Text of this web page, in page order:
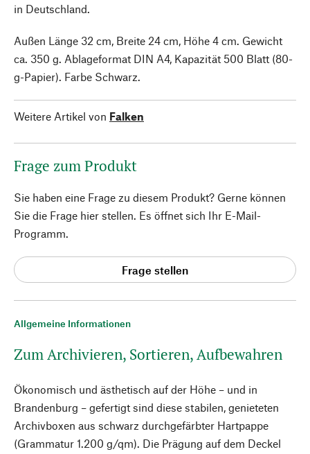
Allgemeine Informationen
Zum Archivieren, Sortieren, Aufbewahren
Ökonomisch und ästhetisch auf der Höhe – und in
Brandenburg – gefertigt sind diese stabilen, genieteten
Archivboxen aus schwarz durchgefärbter Hartpappe
(Grammatur 1.200 g/qm). Die Prägung auf dem Deckel
in Deutschland.
Außen Länge 32 cm, Breite 24 cm, Höhe 4 cm. Gewicht
ca. 350 g. Ablageformat DIN A4, Kapazität 500 Blatt (80-
g-Papier). Farbe Schwarz.
Weitere Artikel von Falken
Frage zum Produkt
Sie haben eine Frage zu diesem Produkt? Gerne können
Sie die Frage hier stellen. Es öffnet sich Ihr E-Mail-
Programm.
Frage stellen